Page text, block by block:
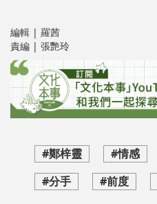
編輯 | 羅茜
責編 | 張艷玲
#鄭梓靈 #情感
#分手
#前度